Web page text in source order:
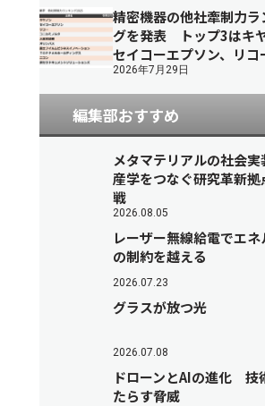
精密機器の他社牽制力ラ
グを発表 トップ3はキヤ
セイコーエプソン、リコ
2026年7月29日
編集部おすすめ
メタマテリアルの社会
産学をつなぐ研究革新拠
戦
2026.08.05
レーザー無線給電でエネ
の制約を越える
2026.07.23
グラスが放つ光
2026.07.08
ドローンとAIの進化 技
たらす脅威